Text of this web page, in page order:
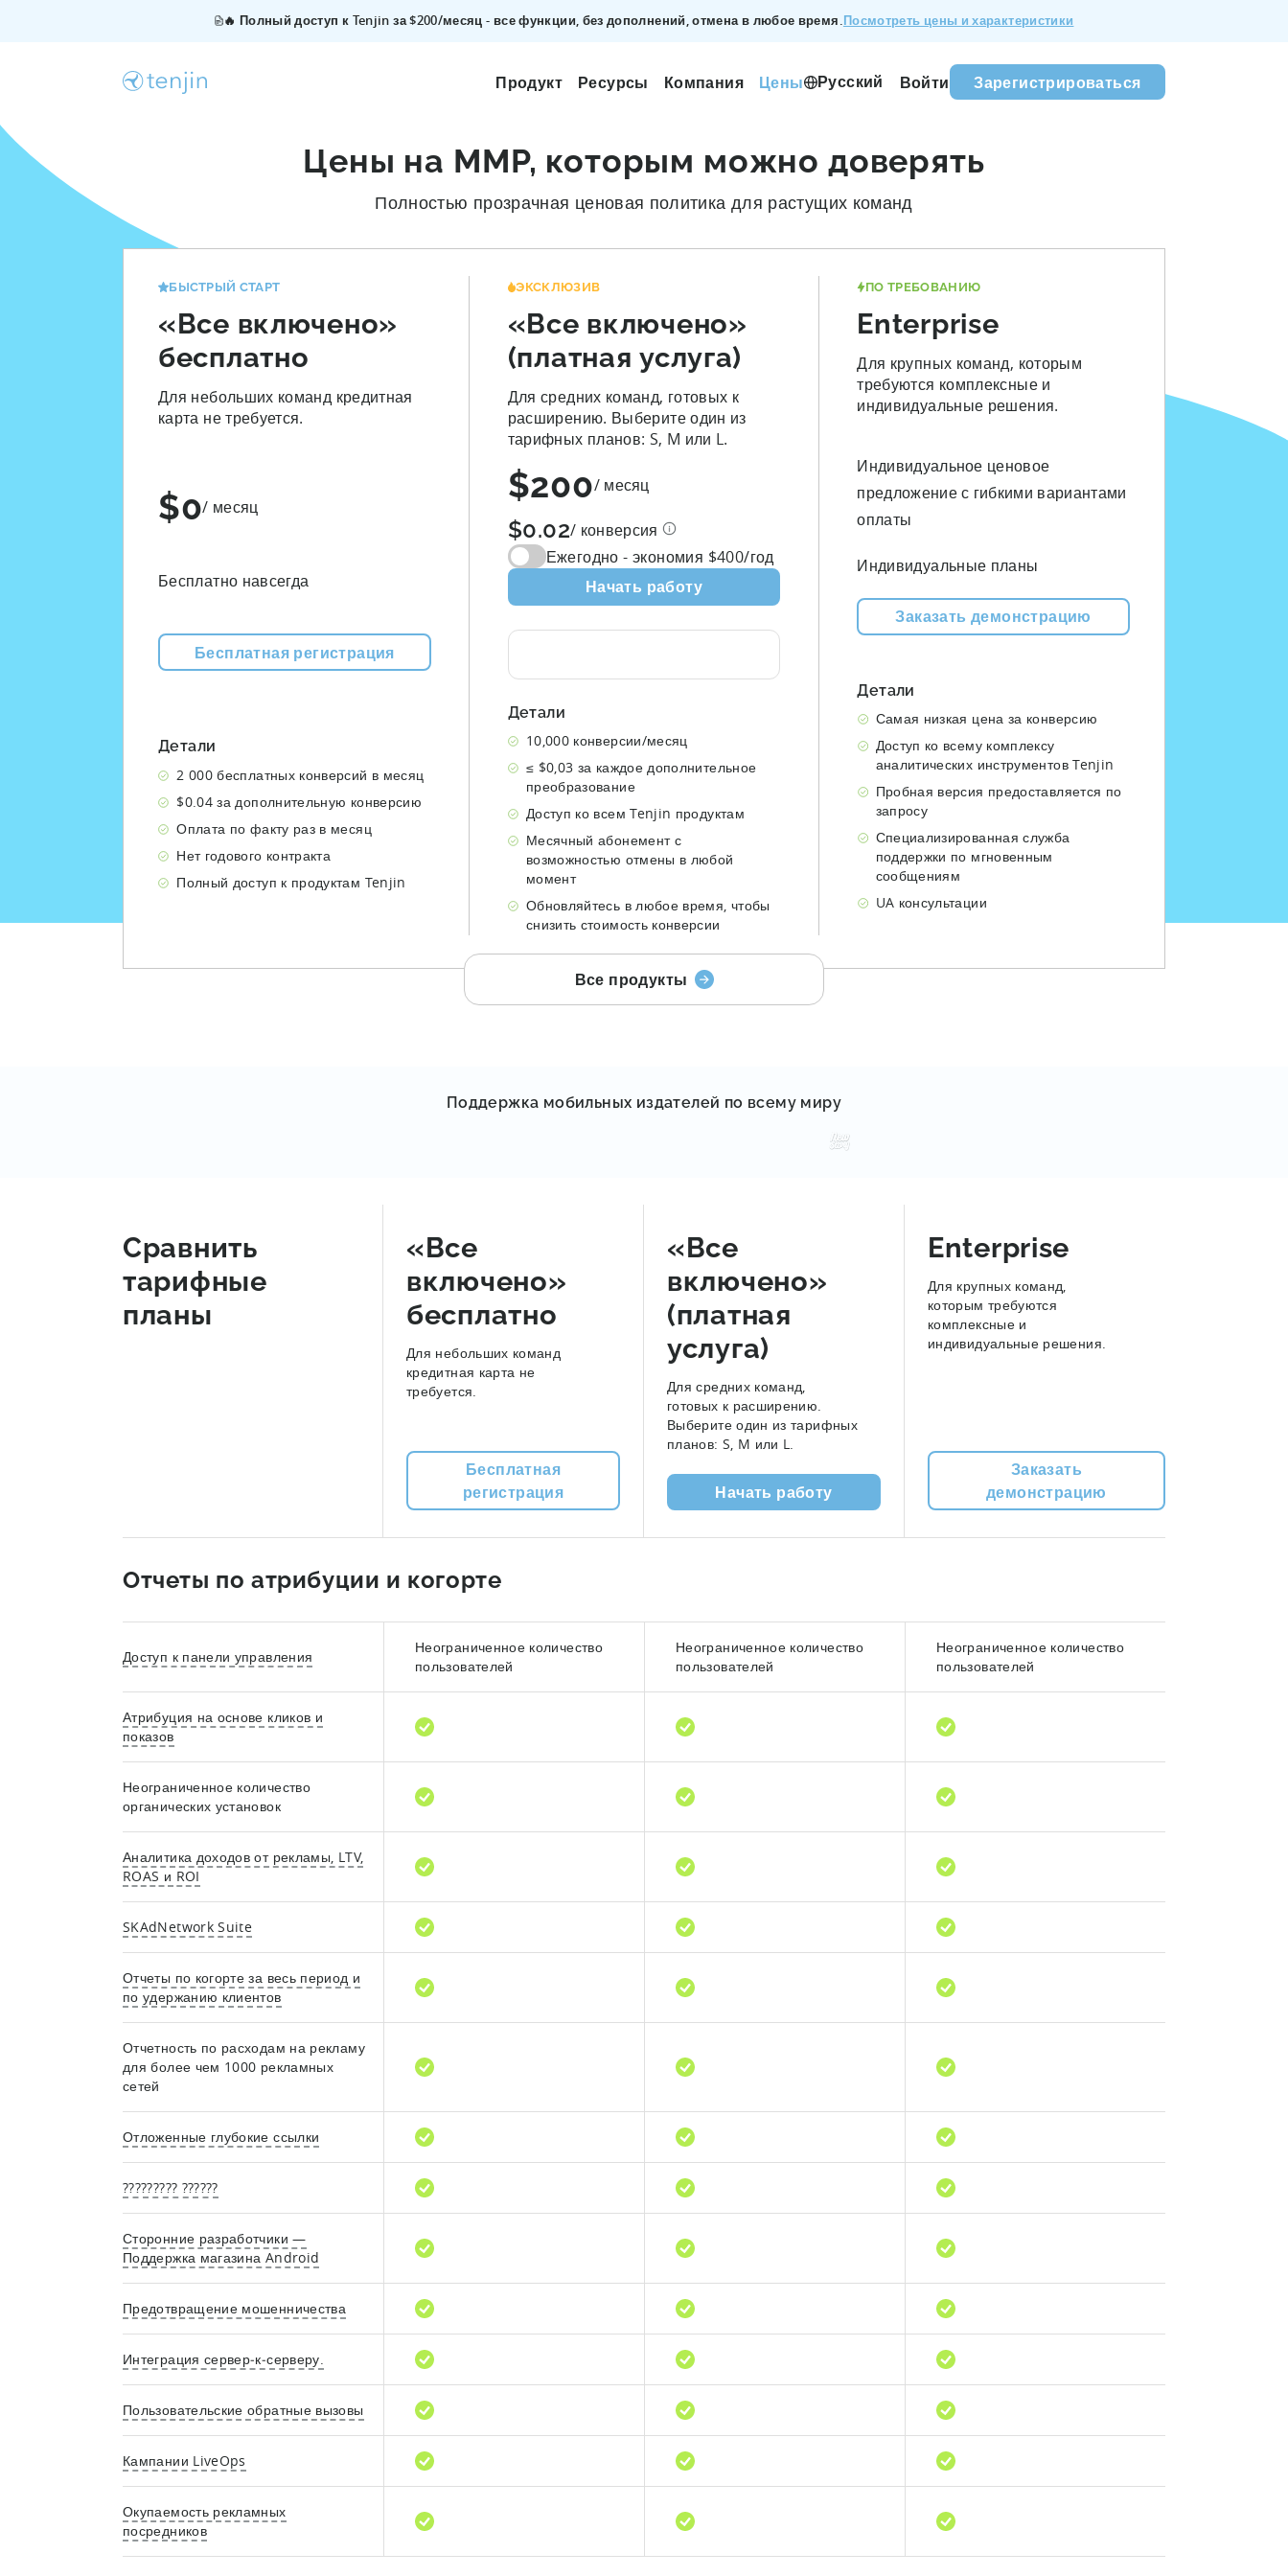
🔥 Полный доступ к Tenjin за $200/месяц - все функции, без дополнений, отмена в любое время.Посмотреть цены и характеристики
Продукт Ресурсы Компания Цены Русский Войти Зарегистрироваться
Цены на MMP, которым можно доверять
Полностью прозрачная ценовая политика для растущих команд
БЫСТРЫЙ СТАРТ
«Все включено»
бесплатно
Для небольших команд кредитная
карта не требуется.
$0/ месяц
Бесплатно навсегда
Бесплатная регистрация
Детали
2 000 бесплатных конверсий в месяц
$0.04 за дополнительную конверсию
Оплата по факту раз в месяц
Нет годового контракта
Полный доступ к продуктам Tenjin
ЭКСКЛЮЗИВ
«Все включено»
(платная услуга)
Для средних команд, готовых к
расширению. Выберите один из
тарифных планов: S, M или L.
$200/ месяц
$0.02/ конверсия
Ежегодно - экономия $400/год
Начать работу
Детали
10,000 конверсии/месяц
≤ $0,03 за каждое дополнительное
преобразование
Доступ ко всем Tenjin продуктам
Месячный абонемент с
возможностью отмены в любой
момент
Обновляйтесь в любое время, чтобы
снизить стоимость конверсии
ПО ТРЕБОВАНИЮ
Enterprise
Для крупных команд, которым
требуются комплексные и
индивидуальные решения.
Индивидуальное ценовое
предложение с гибкими вариантами
оплаты
Индивидуальные планы
Заказать демонстрацию
Детали
Самая низкая цена за конверсию
Доступ ко всему комплексу
аналитических инструментов Tenjin
Пробная версия предоставляется по
запросу
Специализированная служба
поддержки по мгновенным
сообщениям
UA консультации
Все продукты
Поддержка мобильных издателей по всему миру
Сравнить
тарифные
планы
«Все
включено»
бесплатно
Для небольших команд
кредитная карта не
требуется.
Бесплатная
регистрация
«Все
включено»
(платная
услуга)
Для средних команд,
готовых к расширению.
Выберите один из тарифных
планов: S, M или L.
Начать работу
Enterprise
Для крупных команд,
которым требуются
комплексные и
индивидуальные решения.
Заказать
демонстрацию
Отчеты по атрибуции и когорте
Доступ к панели управления
Неограниченное количество
пользователей
Неограниченное количество
пользователей
Неограниченное количество
пользователей
Атрибуция на основе кликов и
показов
Неограниченное количество
органических установок
Аналитика доходов от рекламы, LTV,
ROAS и ROI
SKAdNetwork Suite
Отчеты по когорте за весь период и
по удержанию клиентов
Отчетность по расходам на рекламу
для более чем 1000 рекламных
сетей
Отложенные глубокие ссылки
????????? ??????
Сторонние разработчики —
Поддержка магазина Android
Предотвращение мошенничества
Интеграция сервер‑к‑серверу.
Пользовательские обратные вызовы
Кампании LiveOps
Окупаемость рекламных
посредников